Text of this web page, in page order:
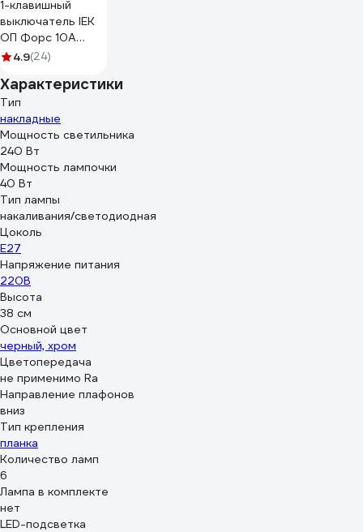
1-клавишный
выключатель IEK
ОП Форс 10А
250В IP54 BC20-
EVS10-K03-10-54-
DC
4.9(24)
Характеристики
Тип
накладные
Мощность светильника
240 Вт
Мощность лампочки
40 Вт
Тип лампы
накаливания/светодиодная
Цоколь
E27
Напряжение питания
220В
Высота
38 см
Основной цвет
черный, хром
Цветопередача
не применимо Ra
Направление плафонов
вниз
Тип крепления
планка
Количество ламп
6
Лампа в комплекте
нет
LED-подсветка